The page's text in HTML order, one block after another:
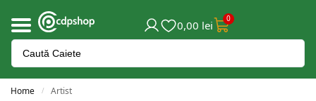
0,00 lei 0
Home / Artist